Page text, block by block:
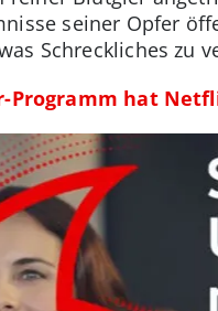
seiner Opfer
Schreckliches zu
Programm hat